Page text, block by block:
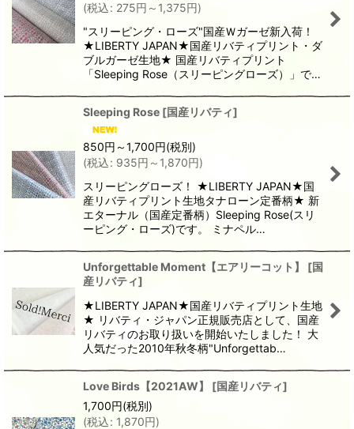
(税込: 275円 ～1,375円)
"スリーピング・ローズ"国産Ｗガーゼ新入荷！
★LIBERTY JAPAN★国産リバティプリント・ダ
ブルガーゼ生地★ 国産リバティプリント
「Sleeping Rose（スリーピングローズ）」で…
Sleeping Rose [国産リバティ]
850円 ～1,700円(税別)
(税込: 935円 ～1,870円)
スリーピングローズ！ ★LIBERTY JAPAN★国
産リバティプリント生地タナローン定番柄★ 新
エターナル（国産定番柄）Sleeping Rose(スリ
ーピング・ローズ)です。 ミナペル…
Unforgettable Moment【エアリーコット】 [国
産リバティ]
★LIBERTY JAPAN★国産リバティプリント生地
★ リバティ・ジャパン正規販売店として、国産
リバティのお取り扱いを開始いたしました！ 大
人気だった2010年秋冬柄"Unforgettab…
Love Birds【2021AW】 [国産リバティ]
1,700円(税別)
(税込: 1,870円)